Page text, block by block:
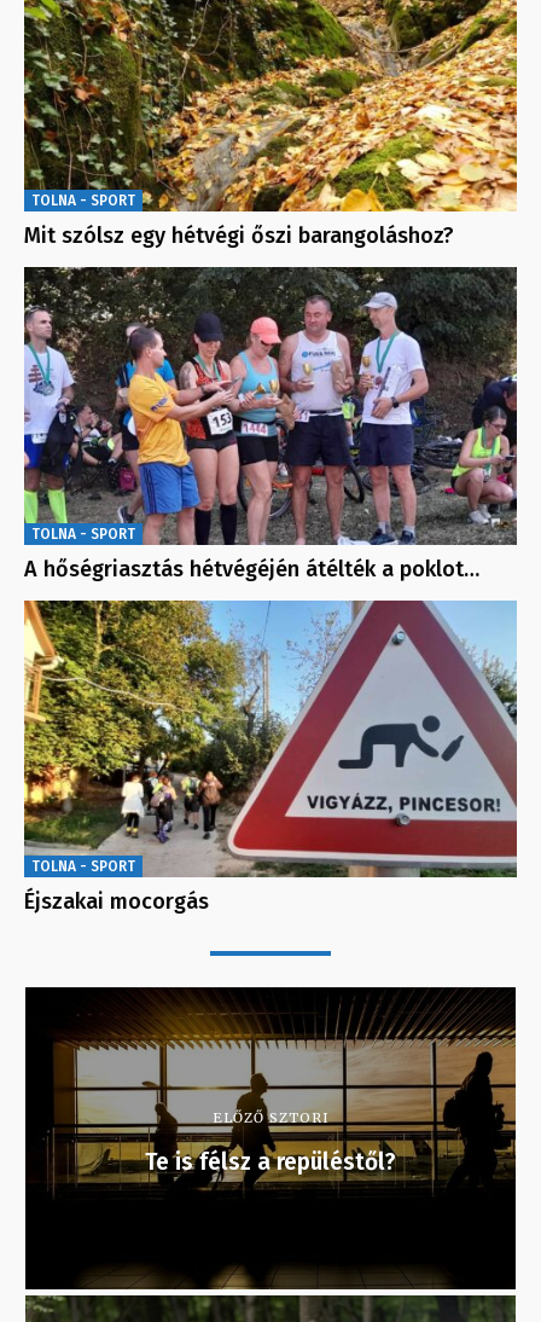
TOLNA - SPORT
Mit szólsz egy hétvégi őszi barangoláshoz?
TOLNA - SPORT
A hőségriasztás hétvégéjén átélték a poklot…
TOLNA - SPORT
Éjszakai mocorgás
ELŐZŐ SZTORI
Te is félsz a repüléstől?